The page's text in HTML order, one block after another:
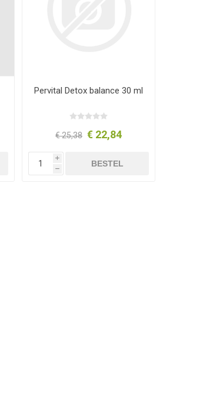
Pervital Detox balance 30 ml
€ 25,38 € 22,84
i
h
BESTEL